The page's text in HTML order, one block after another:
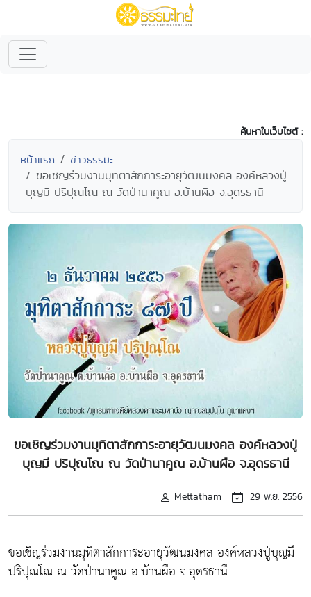
ค้นหาในเว็บไซต์ :
หน้าแรก ข่าวธรรมะ
ขอเชิญร่วมงานมุทิตาสักการะอายุวัฒนมงคล องค์หลวงปู่
บุญมี ปริปุณโณ ณ วัดป่านาคูณ อ.บ้านผือ จ.อุดรธานี
ขอเชิญร่วมงานมุทิตาสักการะอายุวัฒนมงคล องค์หลวงปู่
บุญมี ปริปุณโณ ณ วัดป่านาคูณ อ.บ้านผือ จ.อุดรธานี
Mettatham 29 พ.ย. 2556
ขอเชิญร่วมงานมุทิตาสักการะอายุวัฒนมงคล องค์หลวงปู่บุญมี
ปริปุณโณ ณ วัดป่านาคูณ อ.บ้านผือ จ.อุดรธานี